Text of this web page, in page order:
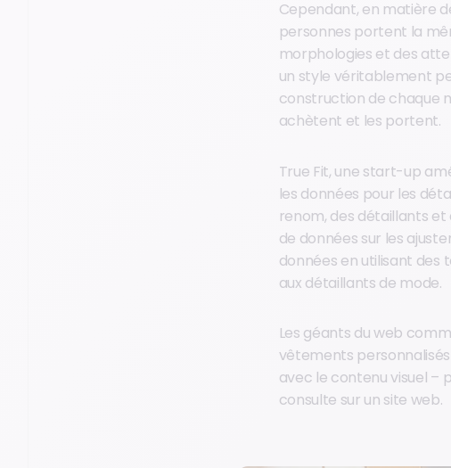
Cependant, en matière
personnes portent la
morphologies et des
un style véritablement
construction de chaque
achètent et les portent.
True Fit, une start-up
les données pour les
renom, des détaillants
de données sur les
données en utilisant des
aux détaillants de mode.
Les géants du web
vêtements
avec le contenu visuel –
consulte sur un site web.